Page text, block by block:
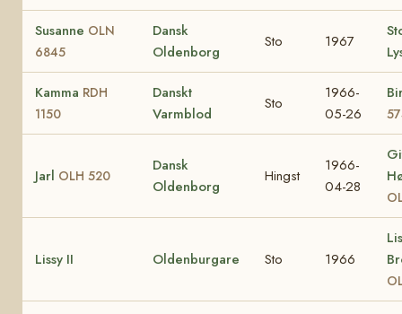
Susanne OLN
6845
Dansk
Oldenborg
Sto 1967
Kamma RDH
1150
Danskt
Varmblod
Sto
1966-
05-26
Jarl OLH 520
Dansk
Oldenborg
Hingst
1966-
04-28
Lissy II Oldenburgare Sto 1966